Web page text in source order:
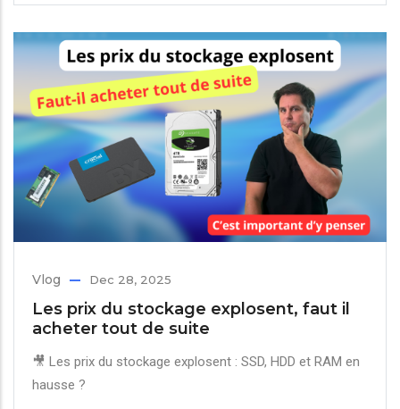
Vlog Dec 28, 2025
Les prix du stockage explosent, faut il
acheter tout de suite
🎥 Les prix du stockage explosent : SSD, HDD et RAM en
hausse ?